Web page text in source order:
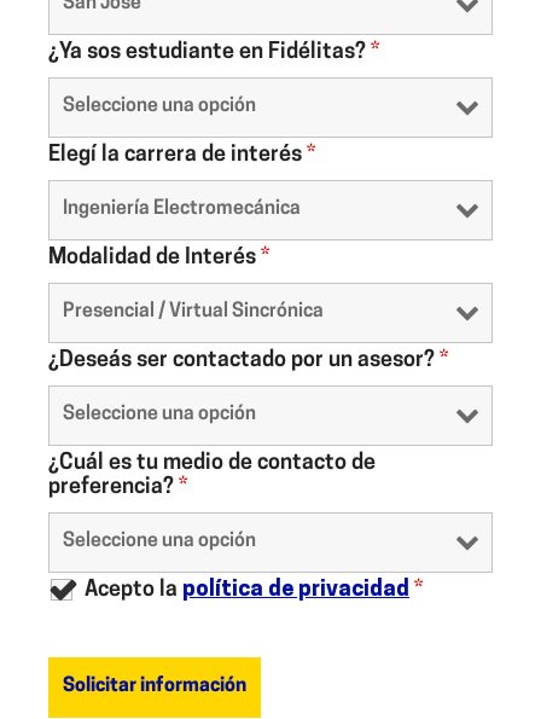
¿Ya sos estudiante en Fidélitas? *
Elegí la carrera de interés *
Modalidad de Interés *
¿Deseás ser contactado por un asesor? *
¿Cuál es tu medio de contacto de
preferencia? *
Acepto la política de privacidad *